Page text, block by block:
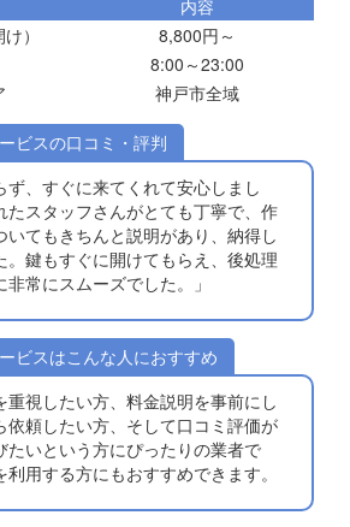
内容
）
8,800円～
8:00～23:00
神戸市全域
ビスの口コミ・評判
ず、すぐに来てくれて安心しまし
たスタッフさんがとても丁寧で、作
いてもきちんと説明があり、納得し
。鍵もすぐに開けてもらえ、後処理
常にスムーズでした。」
ビスはこんな人におすすめ
重視したい方、料金説明を事前にし
依頼したい方、そして口コミ評価が
たいという方にぴったりの業者で
用する方にもおすすめできます。